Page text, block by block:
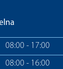
08:00 - 17:00
08:00 - 16:00